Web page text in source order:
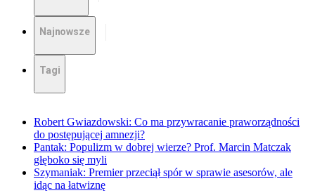
Najnowsze
Tagi
Robert Gwiazdowski: Co ma przywracanie praworządności
do postępującej amnezji?
Pantak: Populizm w dobrej wierze? Prof. Marcin Matczak
głęboko się myli
Szymaniak: Premier przeciął spór w sprawie asesorów, ale
idąc na łatwiznę